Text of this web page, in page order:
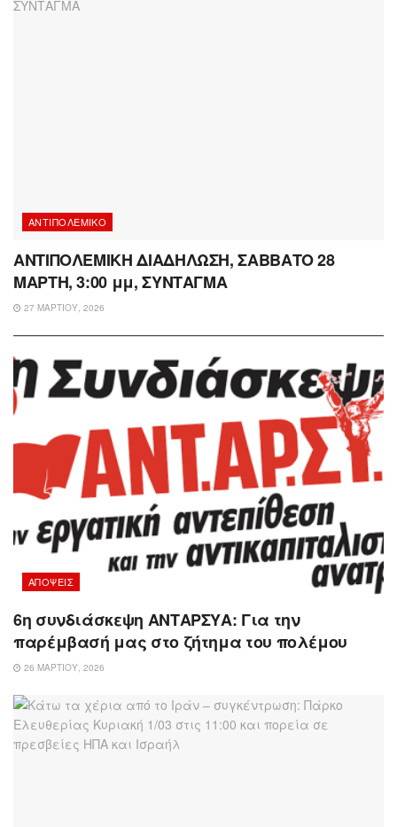
ΑΝΤΙΠΟΛΕΜΙΚΌ
ΑΝΤΙΠΟΛΕΜΙΚΗ ΔΙΑΔΗΛΩΣΗ, ΣΑΒΒΑΤΟ 28
ΜΑΡΤΗ, 3:00 μμ, ΣΥΝΤΑΓΜΑ
27 ΜΑΡΤΊΟΥ, 2026
AΠΌΨΕΙΣ
6η συνδιάσκεψη ΑΝΤΑΡΣΥΑ: Για την
παρέμβασή μας στο ζήτημα του πολέμου
26 ΜΑΡΤΊΟΥ, 2026